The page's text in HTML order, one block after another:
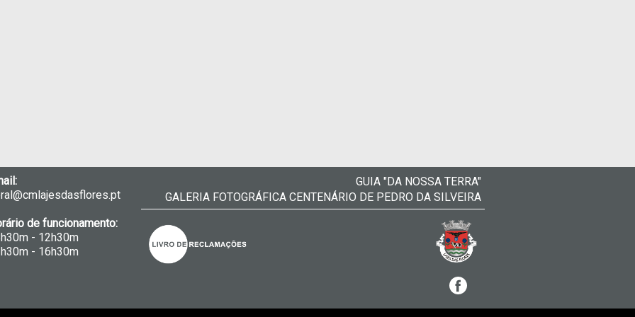
de funcionamento:
- 12h30m
- 16h30m
GUIA "DA NOSSA TERRA"
GALERIA FOTOGRÁFICA CENTENÁRIO DE PEDRO DA SILVEIRA